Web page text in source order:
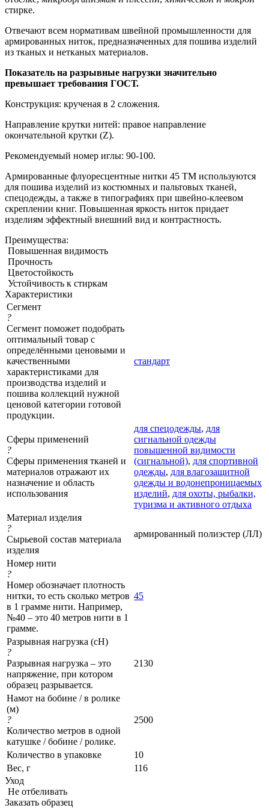
стирке.
Отвечают всем нормативам швейной промышленности для
армированных ниток, предназначенных для пошива изделий
из тканых и нетканых материалов.
Показатель на разрывные нагрузки значительно
превышает требования ГОСТ.
Конструкция: крученая в 2 сложения.
Направление крутки нитей: правое направление
окончательной крутки (Z).
Рекомендуемый номер иглы: 90-100.
Армированные флуоресцентные нитки 45 ТМ используются
для пошива изделий из костюмных и пальтовых тканей,
спецодежды, а также в типографиях при швейно-клеевом
скреплении книг. Повышенная яркость ниток придает
изделиям эффектный внешний вид и контрастность.
Преимущества:
Повышенная видимость
Прочность
Цветостойкость
Устойчивость к стиркам
Характеристики
Сегмент
?
Сегмент поможет подобрать
оптимальный товар с
определёнными ценовыми и
качественными
характеристиками для
производства изделий и
пошива коллекций нужной
ценовой категории готовой
продукции.
стандарт
Сферы применений
?
Сферы применения тканей и
материалов отражают их
назначение и область
использования
для спецодежды, для
сигнальной одежды
повышенной видимости
(сигнальной), для спортивной
одежды, для влагозащитной
одежды и водонепроницаемых
изделий, для охоты, рыбалки,
туризма и активного отдыха
Материал изделия
?
Сырьевой состав материала
изделия
армированный полиэстер (ЛЛ)
Номер нити
?
Номер обозначает плотность
нитки, то есть сколько метров
в 1 грамме нити. Например,
№40 – это 40 метров нити в 1
грамме.
45
Разрывная нагрузка (сН)
?
Разрывная нагрузка – это
напряжение, при котором
образец разрывается.
2130
Намот на бобине / в ролике
(м)
?
Количество метров в одной
катушке / бобине / ролике.
2500
Количество в упаковке
10
Вес, г
116
Уход
Не отбеливать
Заказать образец